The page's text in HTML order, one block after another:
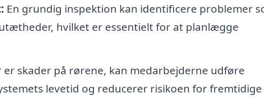
En grundig inspektion kan identificere problemer
hvilket er essentielt for at planlægge
er skader på rørene, kan medarbejderne udføre
levetid og reducerer risikoen for fremtidige